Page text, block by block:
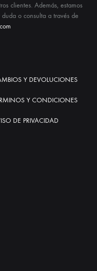
clientes. Además, estamos
o consulta a través de
Y DEVOLUCIONES
Y CONDICIONES
DE PRIVACIDAD